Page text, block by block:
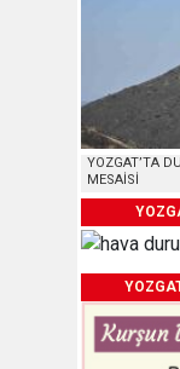
YOZGAT’TA
MESAİSİ